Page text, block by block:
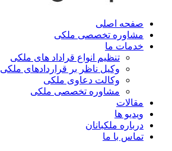
صفحه اصلی
مشاوره تخصصی ملکی
خدمات ما
تنظیم انواع قراداد های ملکی
وکیل ناظر بر قراردادهای ملکی
وکالت دعاوی ملکی
مشاوره تخصصی ملکی
مقالات
ویدیو ها
درباره ملکبانان
تماس با ما